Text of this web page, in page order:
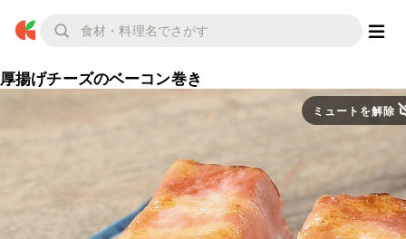
厚揚げチーズのベーコン巻き
ミュートを解除